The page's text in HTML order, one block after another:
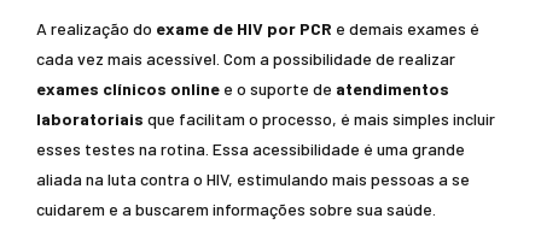
A realização do exame de HIV por PCR e demais exames é
cada vez mais acessível. Com a possibilidade de realizar
exames clínicos online e o suporte de atendimentos
laboratoriais que facilitam o processo, é mais simples incluir
esses testes na rotina. Essa acessibilidade é uma grande
aliada na luta contra o HIV, estimulando mais pessoas a se
cuidarem e a buscarem informações sobre sua saúde.